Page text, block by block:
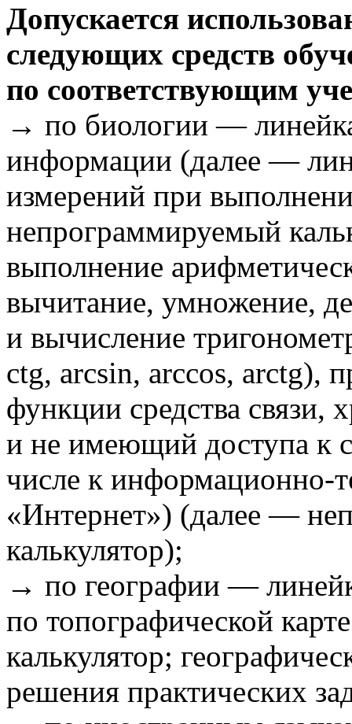
Допускается
следующих средств
по соответствующим
→ по биологии —
информации (далее —
измерений при
непрограммируемый
выполнение
вычитание, умножение,
и вычисление
ctg, arcsin, arccos, arctg),
функции средства
и не имеющий доступа к
числе к информационно-
«Интернет») (далее —
калькулятор);
→ по географии —
по топографической
калькулятор;
решения практических